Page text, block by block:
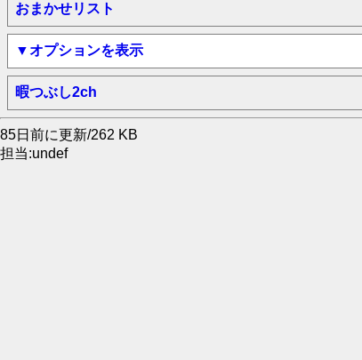
おまかせリスト
▼オプションを表示
暇つぶし2ch
85日前に更新/262 KB
担当:undef